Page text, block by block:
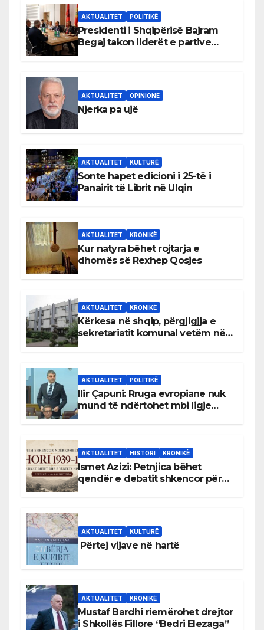
AKTUALITET POLITIKË
Presidenti i Shqipërisë Bajram
Begaj takon liderët e partive
AKTUALITET OPINIONE
Njerka pa ujë
AKTUALITET KULTURË
Sonte hapet edicioni i 25-të i
Panairit të Librit në Ulqin
AKTUALITET KRONIKË
Kur natyra bëhet rojtarja e
dhomës së Rexhep Qosjes
AKTUALITET KRONIKË
Kërkesa në shqip, përgjigjja e
sekretariatit komunal vetëm në
AKTUALITET POLITIKË
Ilir Çapuni: Rruga evropiane nuk
mund të ndërtohet mbi ligje
AKTUALITET HISTORI KRONIKË
Ismet Azizi: Petnjica bëhet
qendër e debatit shkencor për
AKTUALITET KULTURË
Përtej vijave në hartë
AKTUALITET KRONIKË
Mustaf Bardhi riemërohet drejtor
i Shkollës Fillore “Bedri Elezaga”